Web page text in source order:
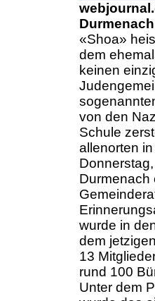
«Shoa»
dem
keinen
von den
Schule
allenorten
Durmenach
wurde in
dem
13
rund 100
Unter dem